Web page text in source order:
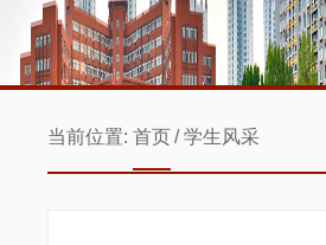
当前位置: 首页/学生风采